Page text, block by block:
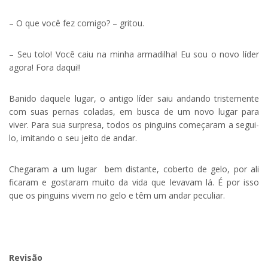
– O que você fez comigo? – gritou.
– Seu tolo! Você caiu na minha armadilha! Eu sou o novo líder
agora! Fora daqui!!
Banido daquele lugar, o antigo líder saiu andando tristemente
com suas pernas coladas, em busca de um novo lugar para
viver. Para sua surpresa, todos os pinguins começaram a segui-
lo, imitando o seu jeito de andar.
Chegaram a um lugar bem distante, coberto de gelo, por ali
ficaram e gostaram muito da vida que levavam lá. É por isso
que os pinguins vivem no gelo e têm um andar peculiar.
Revisão